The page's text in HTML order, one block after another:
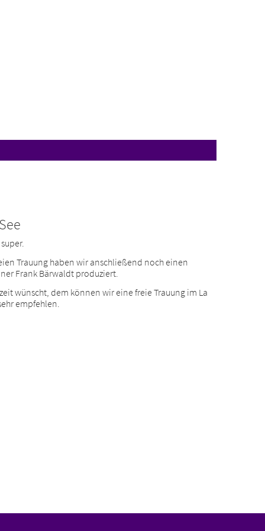
Trauung haben wir anschließend noch einen
Frank Bärwaldt produziert.
wünscht, dem können wir eine freie Trauung im La
empfehlen.